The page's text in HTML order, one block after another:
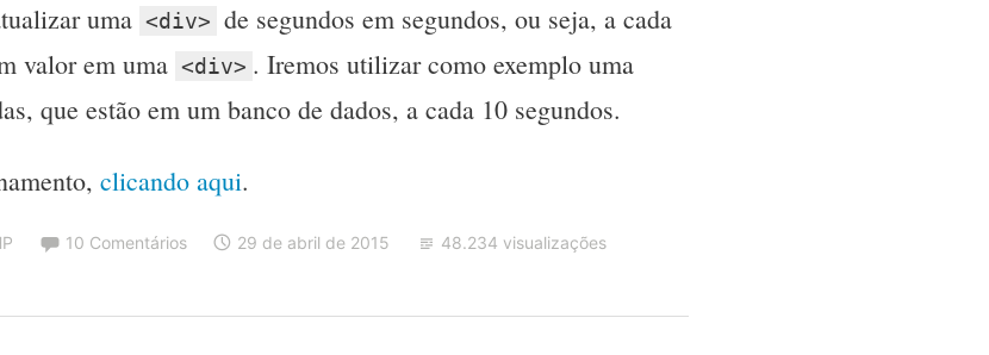
uma <div> de segundos em segundos, ou seja, a cada
valor em uma <div> . Iremos utilizar como exemplo uma
que estão em um banco de dados, a cada 10 segundos.
clicando aqui.
10 Comentários 29 de abril de 2015 48.234 visualizações